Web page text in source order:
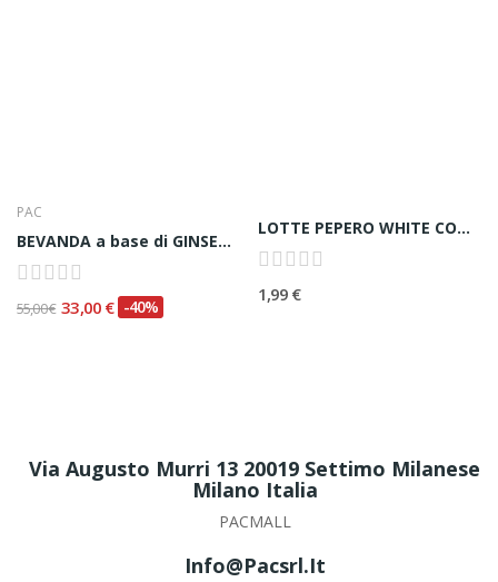
PAC
BEVANDA a base di GINSENG ROSSO in stick...
55,00 € 33,00 € -40%
LOTTE PEPERO WHITE COOKIE 빼빼로 화이쿠키- 32 G
1,99 €
Via Augusto Murri 13 20019 Settimo Milanese
Milano Italia
PACMALL
Info@pacsrl.it